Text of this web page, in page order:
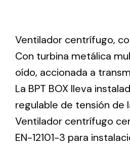
Ventilation
The incorporation of
meant a greater offer of
different uses
Ventilador centrífugo,
Con turbina metálica
oído, accionada a
La BPT BOX lleva
regulable de tensión de
Ventilador centrífugo
EN-12101-3 para